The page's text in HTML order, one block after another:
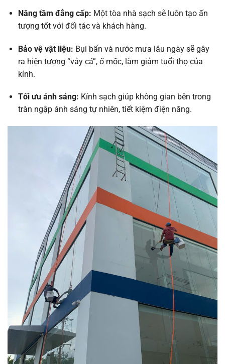
Nâng tầm đẳng cấp: Một tòa nhà sạch sẽ luôn tạo ấn
tượng tốt với đối tác và khách hàng.
Bảo vệ vật liệu: Bụi bẩn và nước mưa lâu ngày sẽ gây
ra hiện tượng “vảy cá”, ố mốc, làm giảm tuổi thọ của
kính.
Tối ưu ánh sáng: Kính sạch giúp không gian bên trong
tràn ngập ánh sáng tự nhiên, tiết kiệm điện năng.